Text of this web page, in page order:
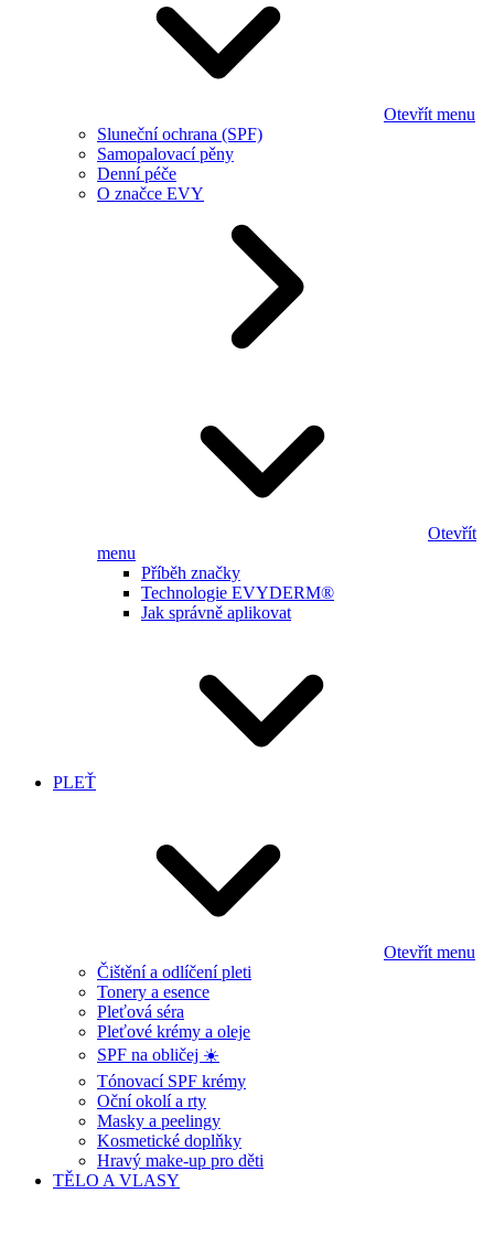
Otevřít menu
Sluneční ochrana (SPF)
Samopalovací pěny
Denní péče
O značce EVY
Otevřít
menu
Příběh značky
Technologie EVYDERM®
Jak správně aplikovat
PLEŤ
Otevřít menu
Čištění a odlíčení pleti
Tonery a esence
Pleťová séra
Pleťové krémy a oleje
SPF na obličej ☀️
Tónovací SPF krémy
Oční okolí a rty
Masky a peelingy
Kosmetické doplňky
Hravý make-up pro děti
TĚLO A VLASY